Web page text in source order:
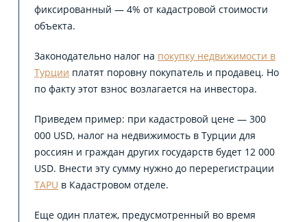
фиксированный — 4% от кадастровой стоимости
объекта.
Законодательно налог на покупку недвижимости в
Турции платят поровну покупатель и продавец. Но
по факту этот взнос возлагается на инвестора.
Приведем пример: при кадастровой цене — 300
000 USD, налог на недвижимость в Турции для
россиян и граждан других государств будет 12 000
USD. Внести эту сумму нужно до перерегистрации
TAPU в Кадастровом отделе.
Еще один платеж, предусмотренный во время